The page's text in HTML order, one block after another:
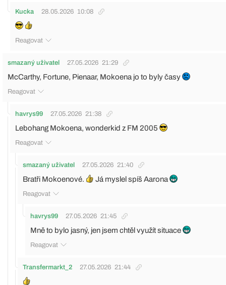
Kucka 28.05.2026 10:08
Reagovat
smazaný uživatel 27.05.2026 21:29
McCarthy, Fortune, Pienaar, Mokoena jo to byly časy
Reagovat
havrys99 27.05.2026 21:38
Lebohang Mokoena, wonderkid z FM 2005
Reagovat
smazaný uživatel 27.05.2026 21:40
Bratři Mokoenové. Já myslel spíš Aarona
Reagovat
havrys99 27.05.2026 21:45
Mně to bylo jasný, jen jsem chtěl využít situace
Reagovat
Transfermarkt_2 27.05.2026 21:44